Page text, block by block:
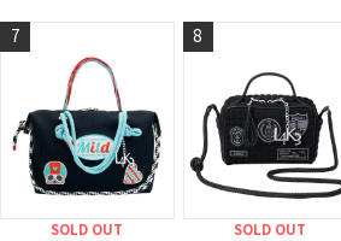
7
SOLD OUT
8
SOLD OUT